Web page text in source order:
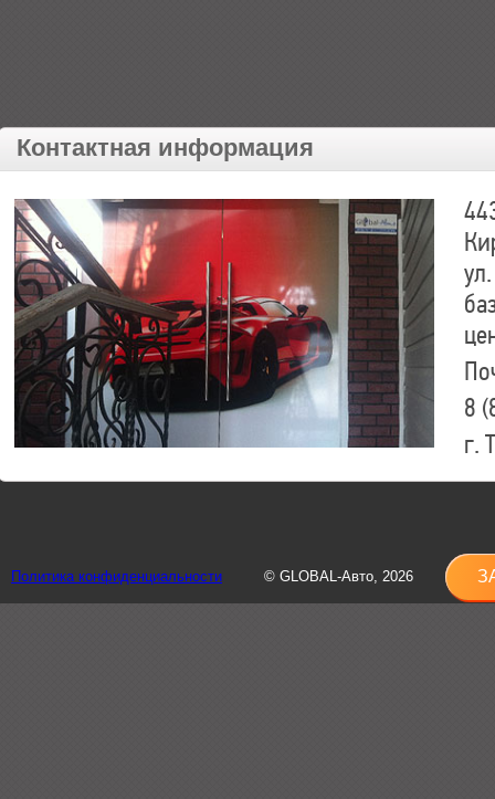
Контактная информация
8
г.
8
Политика конфиденциальности © GLOBAL-Авто, 2026